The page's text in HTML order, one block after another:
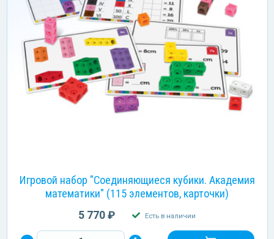
Игровой набор "Соединяющиеся кубики. Академия
математики" (115 элементов, карточки)
5 770 ₽ Есть в наличии